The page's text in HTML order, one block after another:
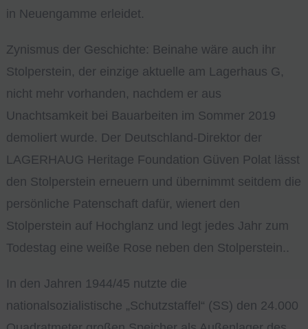
in Neuengamme erleidet.
Zynismus der Geschichte: Beinahe wäre auch ihr
Stolperstein, der einzige aktuelle am Lagerhaus G,
nicht mehr vorhanden, nachdem er aus
Unachtsamkeit bei Bauarbeiten im Sommer 2019
demoliert wurde. Der Deutschland-Direktor der
LAGERHAUG Heritage Foundation Güven Polat lässt
den Stolperstein erneuern und übernimmt seitdem die
persönliche Patenschaft dafür, wienert den
Stolperstein auf Hochglanz und legt jedes Jahr zum
Todestag eine weiße Rose neben den Stolperstein..
In den Jahren 1944/45 nutzte die
nationalsozialistische „Schutzstaffel“ (SS) den 24.000